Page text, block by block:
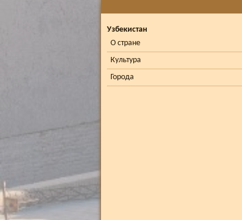
Узбекистан
О стране
Культура
Города